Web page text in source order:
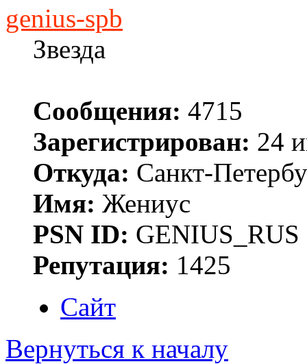
genius-spb
Звезда
Сообщения: 4715
Зарегистрирован: 24
Откуда: Санкт-
Имя: Жениус
PSN ID: GENIUS_RUS
Репутация: 1425
Сайт
Вернуться к началу